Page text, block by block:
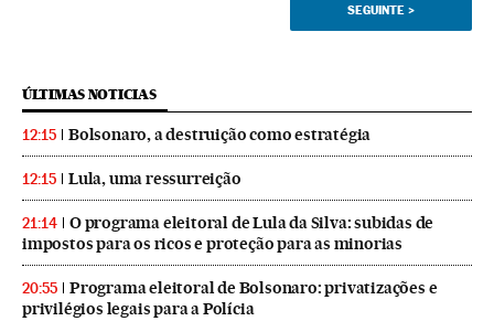
SEGUINTE >
ÚLTIMAS NOTICIAS
12:15 Bolsonaro, a destruição como estratégia
12:15 Lula, uma ressurreição
21:14
O programa eleitoral de Lula da Silva: subidas de
impostos para os ricos e proteção para as minorias
20:55
Programa eleitoral de Bolsonaro: privatizações e
privilégios legais para a Polícia